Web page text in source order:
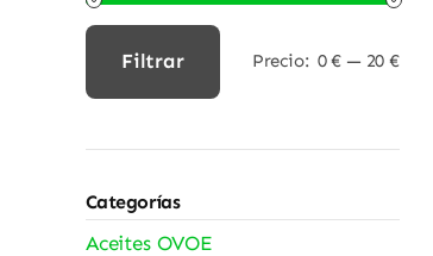
Filtrar Precio: 0 € — 20 €
Categorías
Aceites OVOE